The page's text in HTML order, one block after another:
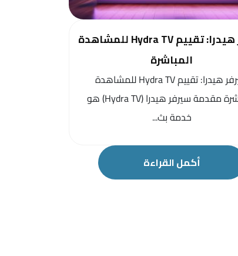
سيرفر هيدرا: تقييم Hydra TV للمشاهدة
المباشرة
سيرفر هيدرا: تقييم Hydra TV للمشاهدة
المباشرة مقدمة سيرفر هيدرا (Hydra TV) هو
خدمة بث...
أكمل القراءة